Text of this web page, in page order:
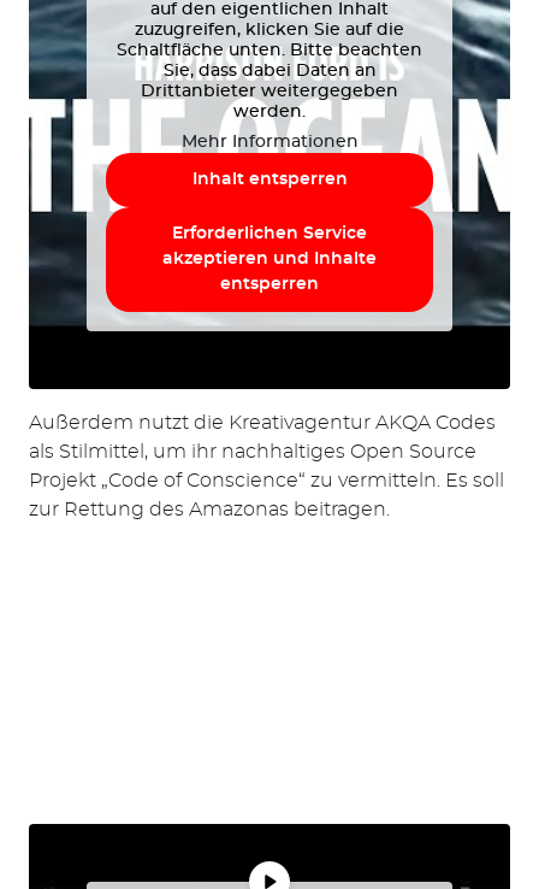
auf den eigentlichen Inhalt
zuzugreifen, klicken Sie auf die
Schaltfläche unten. Bitte beachten
Sie, dass dabei Daten an
Drittanbieter weitergegeben
werden.
Mehr Informationen
Inhalt entsperren
Erforderlichen Service
akzeptieren und Inhalte
entsperren
Außerdem nutzt die Kreativagentur AKQA Codes
als Stilmittel, um ihr nachhaltiges Open Source
Projekt „Code of Conscience“ zu vermitteln. Es soll
zur Rettung des Amazonas beitragen.